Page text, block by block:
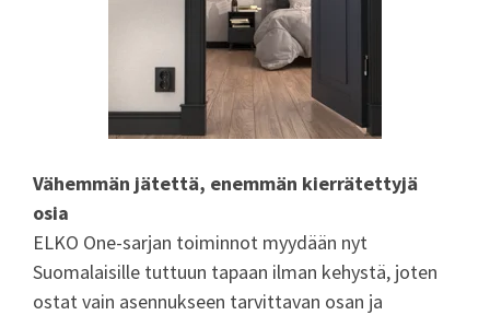
Vähemmän jätettä, enemmän kierrätettyjä
osia
ELKO One-sarjan toiminnot myydään nyt
Suomalaisille tuttuun tapaan ilman kehystä, joten
ostat vain asennukseen tarvittavan osan ja